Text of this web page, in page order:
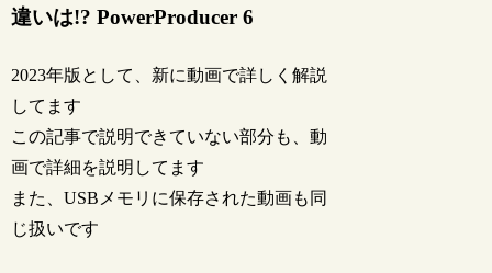
違いは!? PowerProducer 6
2023年版として、新に動画で詳しく解説
してます
この記事で説明できていない部分も、動
画で詳細を説明してます
また、USBメモリに保存された動画も同
じ扱いです